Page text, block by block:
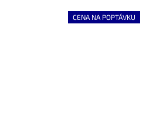
CENA NA POPTÁVKU